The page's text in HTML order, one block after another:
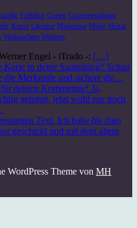
Frühling Garten Gartengestaltung
Kunst Literatur Marketing Mode Musik
Weihnachten Wohnen
Engel - iTrado -: […]
Karte in deine Sammlung? Schau
die Merkmale und sichere dir…
deinen Kommentar! Ja,
gelohnt, jetzt wohl nur noch
Text. Ich habe bis dato
geschickt und mit dem altem
WordPress Theme von MH